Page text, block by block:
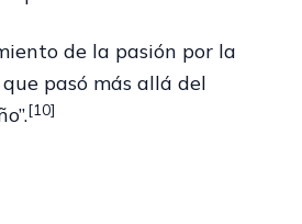
de la pasión por la
pasó más allá del
[10]